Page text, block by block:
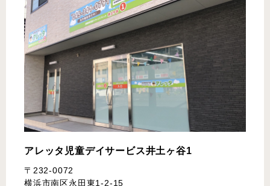
アレッタ児童デイサービス井土ヶ谷1
〒232-0072
横浜市南区永田東1-2-15